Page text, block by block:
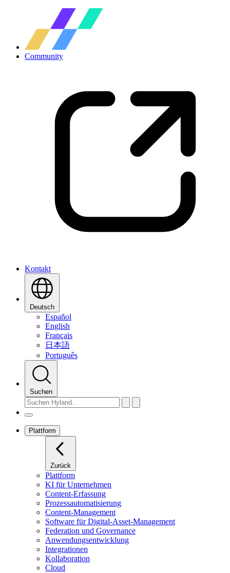
Community
Kontakt
Deutsch
Español
English
Français
日本語
Português
Suchen
Plattform
Zurück
Plattform
KI für Unternehmen
Content-Erfassung
Prozessautomatisierung
Content-Management
Software für Digital-Asset-Management
Federation und Governance
Anwendungsentwicklung
Integrationen
Kollaboration
Cloud